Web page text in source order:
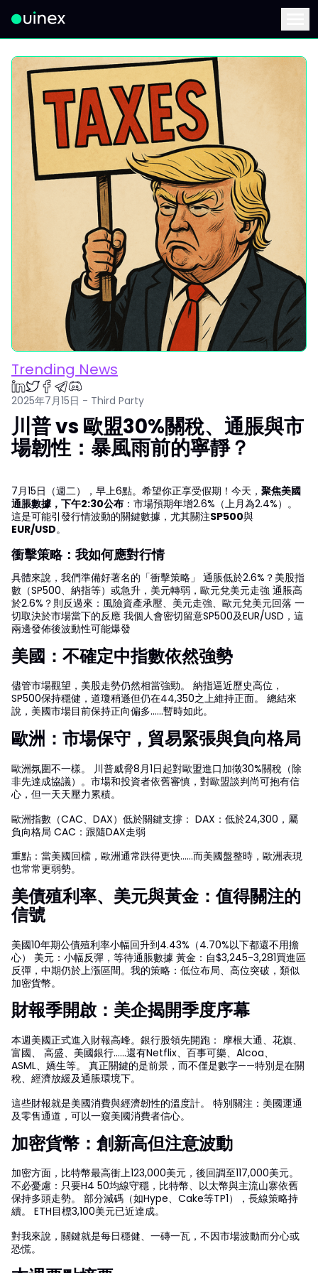
Trending News
2025年7月15日 - Third Party
川普 vs 歐盟30%關稅、通脹與市
場韌性：暴風雨前的寧靜？
7月15日（週二），早上6點。希望你正享受假期！今天， 聚焦美國
通脹數據，下午2:30公布 ：市場預期年增2.6%（上月為2.4%）。
這是可能引發行情波動的關鍵數據，尤其關注SP500與
EUR/USD。
衝擊策略：我如何應對行情
具體來說，我們準備好著名的「衝擊策略」 通脹低於2.6%？美股指
數（SP500、納指等）或急升，美元轉弱，歐元兌美元走強 通脹高
於2.6%？則反過來：風險資產承壓、美元走強、歐元兌美元回落 一
切取決於市場當下的反應 我個人會密切留意SP500及EUR/USD，這
兩邊發佈後波動性可能爆發
美國：不確定中指數依然強勢
儘管市場觀望，美股走勢仍然相當強勁。 納指逼近歷史高位，
SP500保持穩健，道瓊稍遜但仍在44,350之上維持正面。 總結來
說，美國市場目前保持正向偏多……暫時如此。
歐洲：市場保守，貿易緊張與負向格局
歐洲氛圍不一樣。 川普威脅8月1日起對歐盟進口加徵30%關稅（除
非先達成協議）。市場和投資者依舊審慎，對歐盟談判尚可抱有信
心，但一天天壓力累積。
歐洲指數（CAC、DAX）低於關鍵支撐： DAX：低於24,300，屬
負向格局 CAC：跟隨DAX走弱
重點：當美國回檔，歐洲通常跌得更快……而美國盤整時，歐洲表現
也常常更弱勢。
美債殖利率、美元與黃金：值得關注的
信號
美國10年期公債殖利率小幅回升到4.43%（4.70%以下都還不用擔
心） 美元：小幅反彈，等待通脹數據 黃金：自$3,245-3,281買進區
反彈，中期仍於上漲區間。我的策略：低位布局、高位突破，類似
加密貨幣。
財報季開啟：美企揭開季度序幕
本週美國正式進入財報高峰。銀行股領先開跑： 摩根大通、花旗、
富國、 高盛、美國銀行……還有Netflix、百事可樂、Alcoa、
ASML、嬌生等。 真正關鍵的是前景，而不僅是數字——特別是在關
稅、經濟放緩及通脹環境下。
這些財報就是美國消費與經濟韌性的溫度計。 特別關注：美國運通
及零售通道，可以一窺美國消費者信心。
加密貨幣：創新高但注意波動
加密方面，比特幣最高衝上123,000美元，後回調至117,000美元。
不必憂慮：只要H4 50均線守穩，比特幣、以太幣與主流山寨依舊
保持多頭走勢。 部分減碼（如Hype、Cake等TP1），長線策略持
續。 ETH目標3,100美元已近達成。
對我來說，關鍵就是每日穩健、一磚一瓦，不因市場波動而分心或
恐慌。